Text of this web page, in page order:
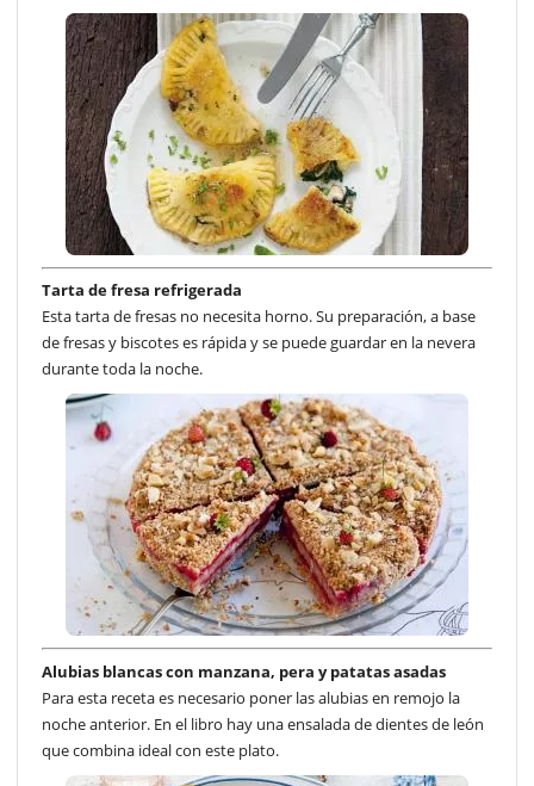
Tarta de fresa refrigerada
Esta tarta de fresas no necesita horno. Su preparación, a base
de fresas y biscotes es rápida y se puede guardar en la nevera
durante toda la noche.
Alubias blancas con manzana, pera y patatas asadas
Para esta receta es necesario poner las alubias en remojo la
noche anterior. En el libro hay una ensalada de dientes de león
que combina ideal con este plato.